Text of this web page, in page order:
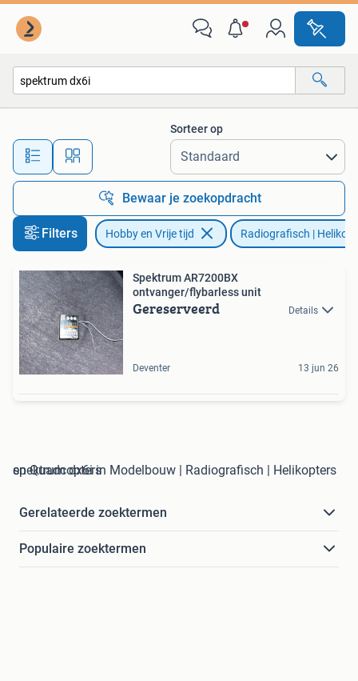
Alle afstanden…
Sorteer op
Bewaar je zoekopdracht
Filters Hobby en Vrije tijd Radiografisch |
Spektrum AR7200BX
ontvanger/flybarless unit
Gereserveerd Details
Deventer 13 jun 26
spektrum dx6i in Modelbouw | Radiografisch | Helikopters en Quadcopters
Gerelateerde zoektermen
Populaire zoektermen